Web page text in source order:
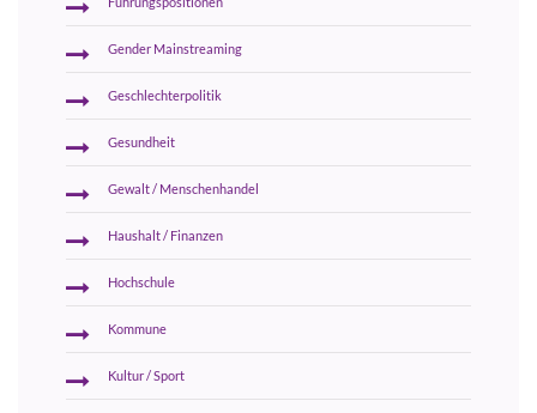
Gender Mainstreaming
Geschlechterpolitik
Gesundheit
Gewalt / Menschenhandel
Haushalt / Finanzen
Hochschule
Kommune
Kultur / Sport